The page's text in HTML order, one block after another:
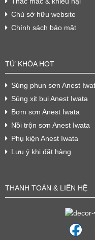
Chủ sở hữu website
Chính sách bảo mật
TỪ KHÓA HOT
Súng phun sơn Anest
Súng xịt bụi Anest Iwata
Bơm sơn Anest Iwata
Nồi trộn sơn Anest Iwata
Phụ kiện Anest Iwata
Lưu ý khi đặt hàng
THANH TOÁN & LIÊN HỆ